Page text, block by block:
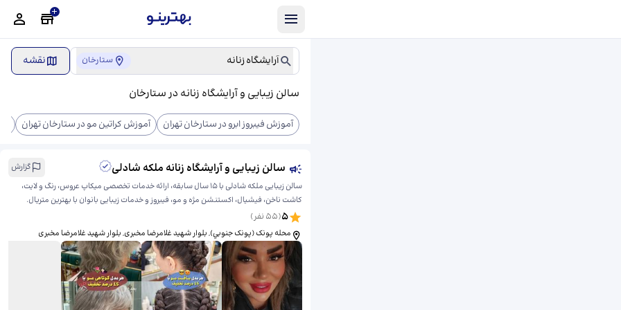
آرایشگاه زنانه ستارخان نقشه
سالن زیبایی و آرایشگاه زنانه در ستارخان
آموزش فیبروز ابرو در ستارخان تهران آموزش کراتین مو در ستارخان تهران
سالن زیبایی و آرایشگاه زنانه ملکه شادلی
گزارش
سالن زیبایی ملکه شادلی با ۱۵ سال سابقه، ارائه خدمات تخصصی میکاپ عروس، رنگ و لایت،
کاشت ناخن، فیشیال، اکستنشن مژه و مو، فیبروز و خدمات زیبایی بانوان با بهترین متریال.
5
(
55 نفر)
محله پونک (پونک جنوبي), بلوار شهید غلامرضا مخبری, بلوار شهید غلامرضا مخبری